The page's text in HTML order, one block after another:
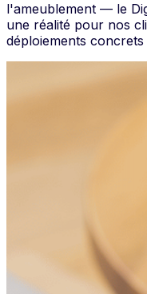
l'ameublement — le
une réalité pour nos
déploiements